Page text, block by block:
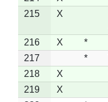
215
X
216
X *
217
*
218
X
219
X